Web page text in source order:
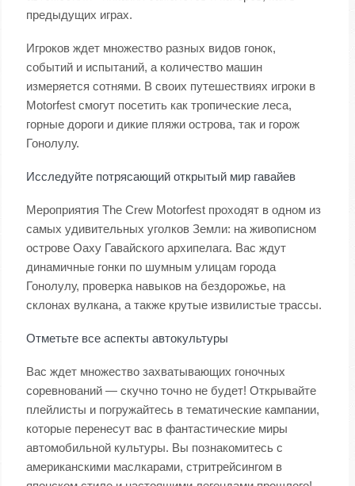
предыдущих играх.
Игроков ждет множество разных видов гонок,
событий и испытаний, а количество машин
измеряется сотнями. В своих путешествиях игроки в
Motorfest смогут посетить как тропические леса,
горные дороги и дикие пляжи острова, так и горож
Гонолулу.
Исследуйте потрясающий открытый мир гавайев
Мероприятия The Crew Motorfest проходят в одном из
самых удивительных уголков Земли: на живописном
острове Оаху Гавайского архипелага. Вас ждут
динамичные гонки по шумным улицам города
Гонолулу, проверка навыков на бездорожье, на
склонах вулкана, а также крутые извилистые трассы.
Отметьте все аспекты автокультуры
Вас ждет множество захватывающих гоночных
соревнований — скучно точно не будет! Открывайте
плейлисты и погружайтесь в тематические кампании,
которые перенесут вас в фантастические миры
автомобильной культуры. Вы познакомитесь с
американскими маслкарами, стритрейсингом в